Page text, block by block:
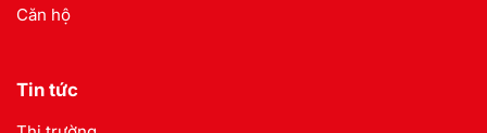
Căn hộ
Tin tức